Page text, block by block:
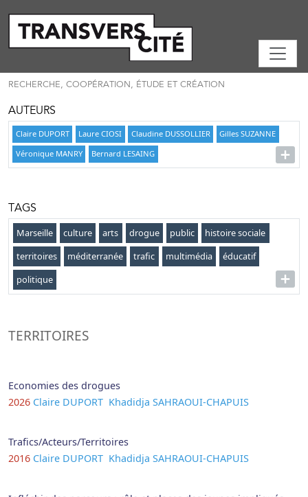
RECHERCHE, COOPÉRATION, ÉTUDE ET CRÉATION
AUTEURS
Claire DUPORT Laure CIOSI Claudine DUSSOLLIER
Gilles SUZANNE
Véronique MANRY
Bernard LESAING
TAGS
Marseille culture arts drogue public
histoire sociale
territoires
méditerranée trafic multimédia
éducatif
politique
TERRITOIRES
Economies des drogues
2026 Claire DUPORT Khadidja SAHRAOUI-CHAPUIS
Trafics/Acteurs/Territoires
2016 Claire DUPORT Khadidja SAHRAOUI-CHAPUIS